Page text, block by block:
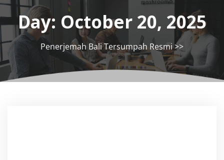
Day: October 20, 2025
Penerjemah Bali Tersumpah Resmi>>